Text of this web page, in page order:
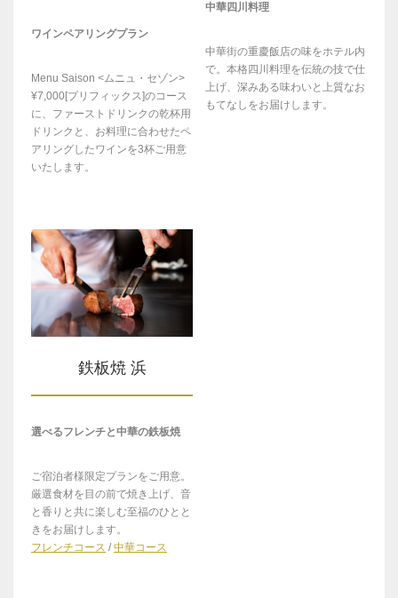
ワインペアリングプラン
Menu Saison <ムニュ・セゾン>
¥7,000[プリフィックス]のコース
に、ファーストドリンクの乾杯用
ドリンクと、お料理に合わせたペ
アリングしたワインを3杯ご用意
いたします。
中華四川料理
中華街の重慶飯店の味をホテル内
で。本格四川料理を伝統の技で仕
上げ、深みある味わいと上質なお
もてなしをお届けします。
鉄板焼 浜
選べるフレンチと中華の鉄板焼
ご宿泊者様限定プランをご用意。
厳選食材を目の前で焼き上げ、音
と香りと共に楽しむ至福のひとと
きをお届けします。
フレンチコース /中華コース